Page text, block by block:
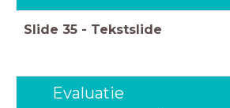
Slide 35 - Tekstslide
Evaluatie